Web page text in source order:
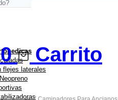
flejes laterales
0 Carrito